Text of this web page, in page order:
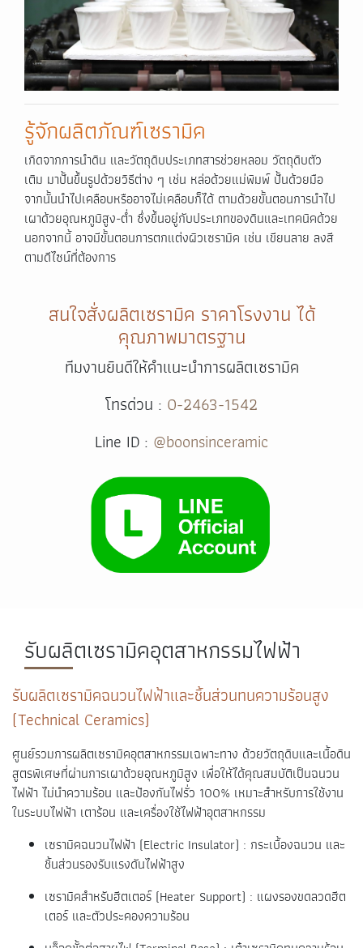
รู้จักผลิตภัณฑ์เซรามิค
เกิดจากการนำดิน และวัตถุดิบประเภทสารช่วยหลอม วัตถุดิบตัว
เติม มาปั้นขึ้นรูปด้วยวิธีต่าง ๆ เช่น หล่อด้วยแม่พิมพ์ ปั้นด้วยมือ
จากนั้นนำไปเคลือบหรืออาจไม่เคลือบก็ได้ ตามด้วยขั้นตอนการนำไป
เผาด้วยอุณหภูมิสูง-ต่ำ ซึ่งขึ้นอยู่กับประเภทของดินและเทคนิคด้วย
นอกจากนี้ อาจมีขั้นตอนการตกแต่งผิวเซรามิค เช่น เขียนลาย ลงสี
ตามดีไซน์ที่ต้องการ
สนใจสั่งผลิตเซรามิค ราคาโรงงาน ได้
คุณภาพมาตรฐาน
ทีมงานยินดีให้คำแนะนำการผลิตเซรามิค
โทรด่วน : 0-2463-1542
Line ID : @boonsinceramic
รับผลิตเซรามิคอุตสาหกรรมไฟฟ้า
รับผลิตเซรามิคฉนวนไฟฟ้าและชิ้นส่วนทนความร้อนสูง
(Technical Ceramics)
ศูนย์รวมการผลิตเซรามิคอุตสาหกรรมเฉพาะทาง ด้วยวัตถุดิบและเนื้อดิน
สูตรพิเศษที่ผ่านการเผาด้วยอุณหภูมิสูง เพื่อให้ได้คุณสมบัติเป็นฉนวน
ไฟฟ้า ไม่นำความร้อน และป้องกันไฟรั่ว 100% เหมาะสำหรับการใช้งาน
ในระบบไฟฟ้า เตาร้อน และเครื่องใช้ไฟฟ้าอุตสาหกรรม
เซรามิคฉนวนไฟฟ้า (Electric Insulator) : กระเบื้องฉนวน และ
ชิ้นส่วนรองรับแรงดันไฟฟ้าสูง
เซรามิคสำหรับฮีตเตอร์ (Heater Support) : แผงรองขดลวดฮีต
เตอร์ และตัวประคองความร้อน